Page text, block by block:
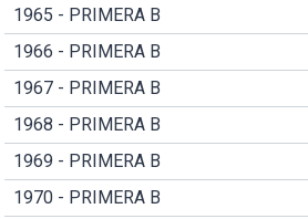
1965 - PRIMERA B
1966 - PRIMERA B
1967 - PRIMERA B
1968 - PRIMERA B
1969 - PRIMERA B
1970 - PRIMERA B